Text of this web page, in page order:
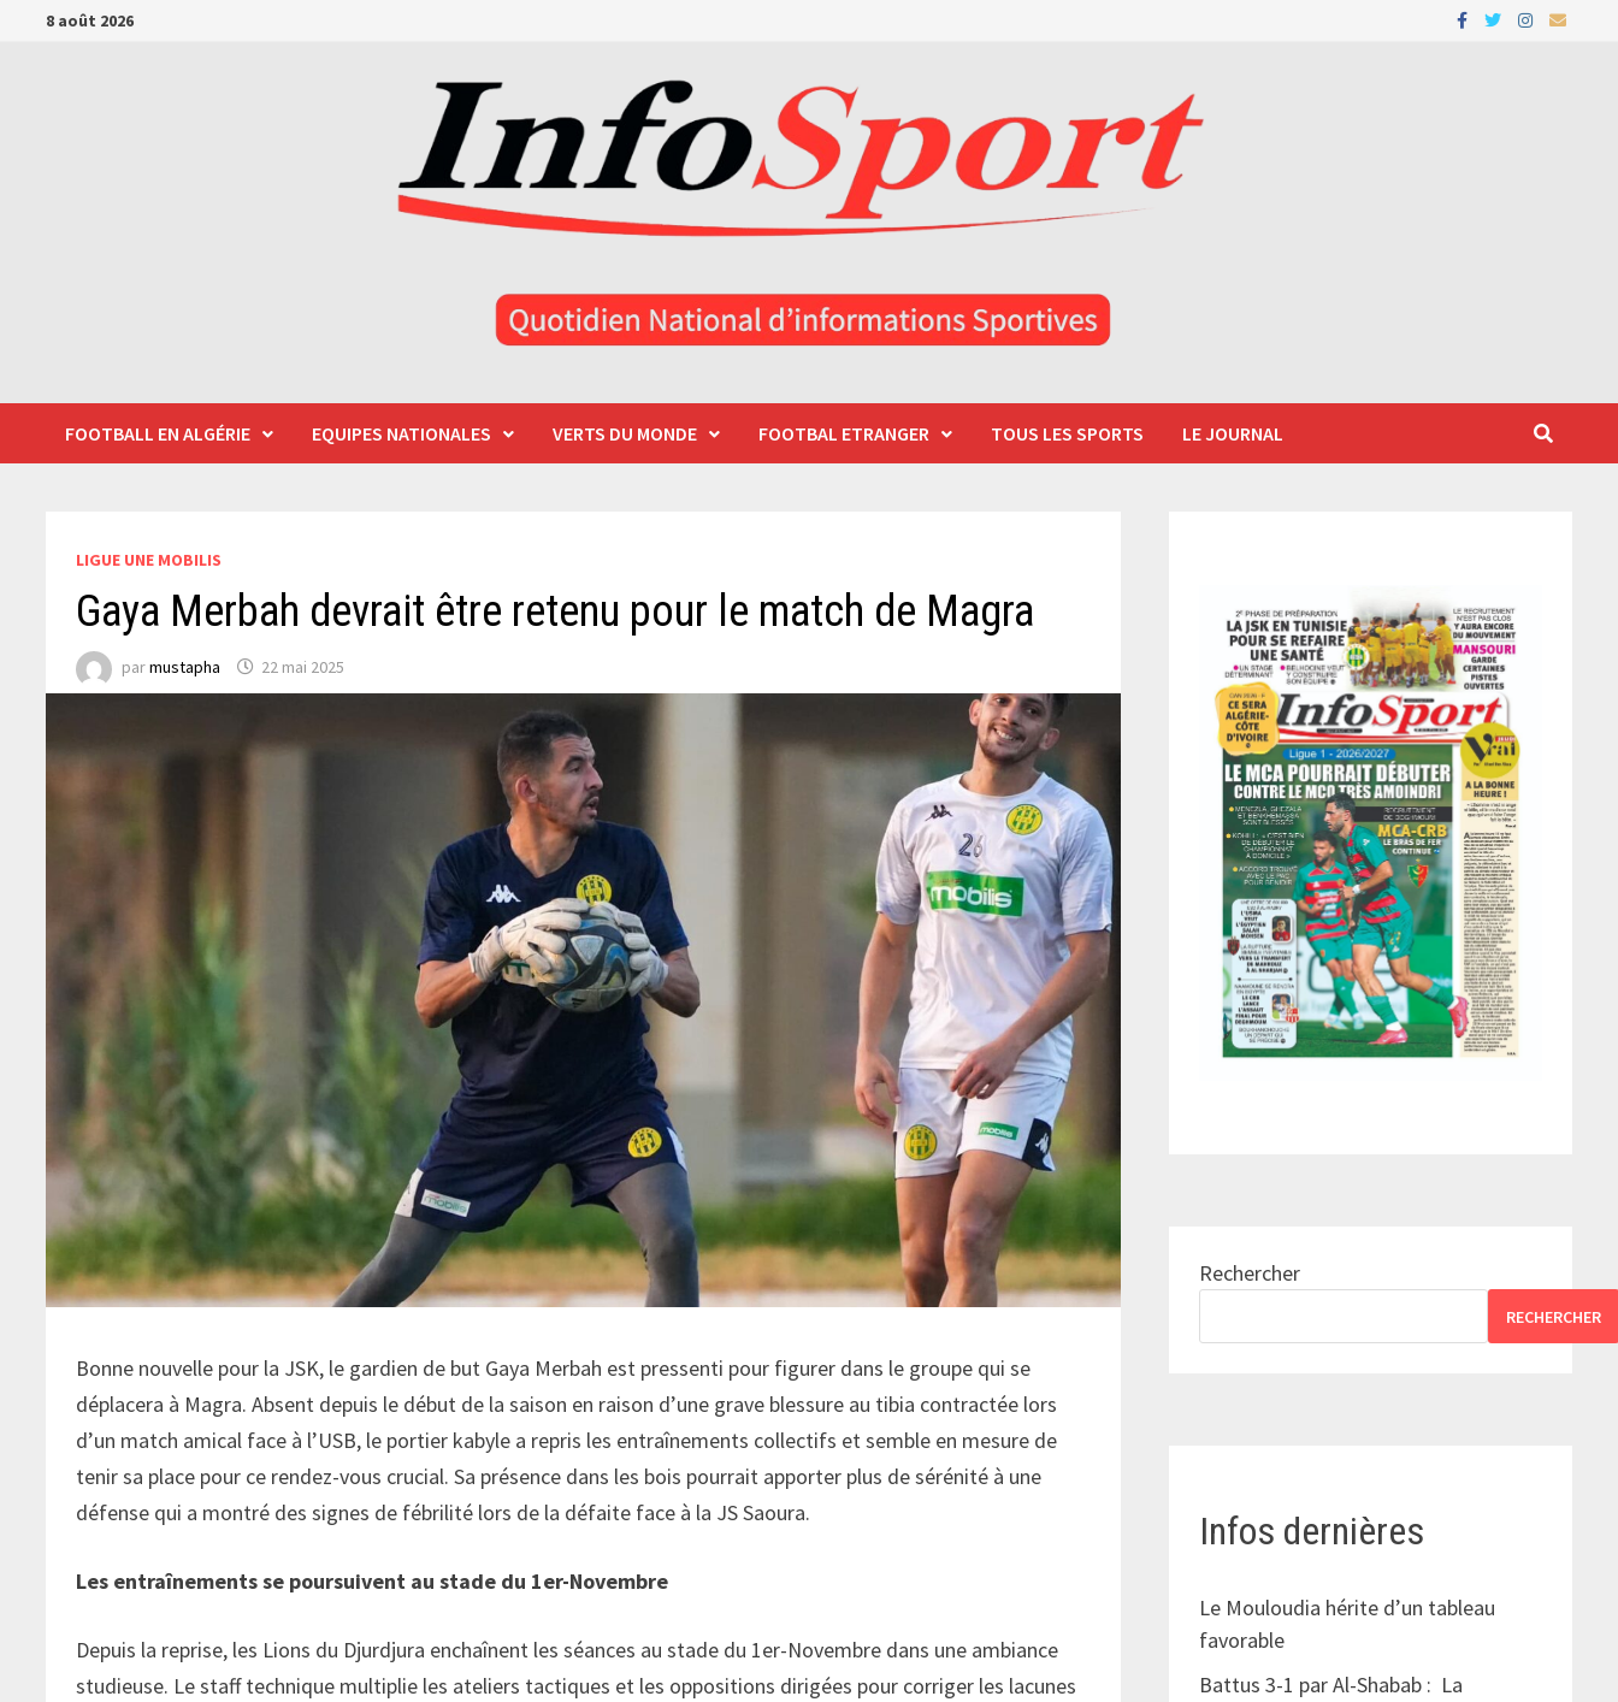
Passer8 août 2026
FOOTBALL EN ALGÉRIE EQUIPES NATIONALES VERTS DU MONDE FOOTBAL ETRANGER TOUS LES SPORTS LE JOURNAL
LIGUE UNE MOBILIS
Gaya Merbah devrait être retenu pour le match de Magra
parmustapha 22 mai 2025
Bonne nouvelle pour la JSK, le gardien de but Gaya Merbah est pressenti pour figurer dans le groupe qui se
déplacera à Magra. Absent depuis le début de la saison en raison d’une grave blessure au tibia contractée lors
d’un match amical face à l’USB, le portier kabyle a repris les entraînements collectifs et semble en mesure de
tenir sa place pour ce rendez-vous crucial. Sa présence dans les bois pourrait apporter plus de sérénité à une
défense qui a montré des signes de fébrilité lors de la défaite face à la JS Saoura.
Les entraînements se poursuivent au stade du 1er-Novembre
Depuis la reprise, les Lions du Djurdjura enchaînent les séances au stade du 1er-Novembre dans une ambiance
studieuse. Le staff technique multiplie les ateliers tactiques et les oppositions dirigées pour corriger les lacunes
Rechercher
RECHERCHER
Infos dernières
Le Mouloudia hérite d’un tableau
favorable
Battus 3-1 par Al-Shabab : La